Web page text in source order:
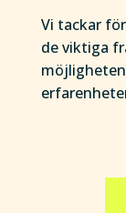
Vi tackar
de viktiga